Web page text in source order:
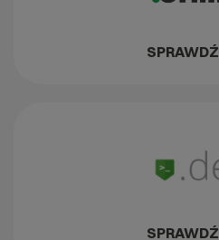
SPRAWDŹ
SPRAWDŹ